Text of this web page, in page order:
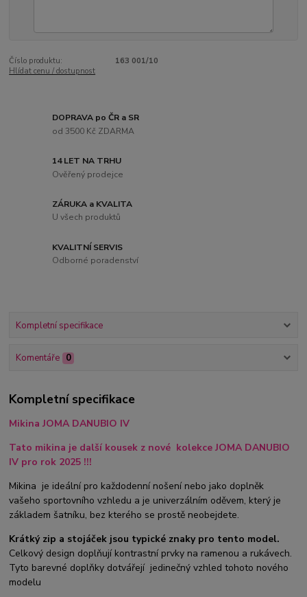
Číslo produktu:
163 001/10
Hlídat cenu / dostupnost
DOPRAVA po ČR a SR
od 3500 Kč ZDARMA
14 LET NA TRHU
Ověřený prodejce
ZÁRUKA a KVALITA
U všech produktů
KVALITNÍ SERVIS
Odborné poradenství
Kompletní specifikace
Komentáře 0
Kompletní specifikace
Mikina JOMA DANUBIO IV
Tato mikina je další kousek z nové kolekce JOMA DANUBIO
IV pro rok 2025 !!!
Mikina je ideální pro každodenní nošení nebo jako doplněk
vašeho sportovního vzhledu a je univerzálním oděvem, který je
základem šatníku, bez kterého se prostě neobejdete.
Krátký zip a stojáček jsou typické znaky pro tento model.
Celkový design doplňují kontrastní prvky na ramenou a rukávech.
Tyto barevné doplňky dotvářejí jedinečný vzhled tohoto nového
modelu